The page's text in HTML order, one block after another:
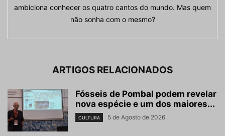
ambiciona conhecer os quatro cantos do mundo. Mas quem
não sonha com o mesmo?
ARTIGOS RELACIONADOS
Fósseis de Pombal podem revelar
nova espécie e um dos maiores...
CULTURA 5 de Agosto de 2026